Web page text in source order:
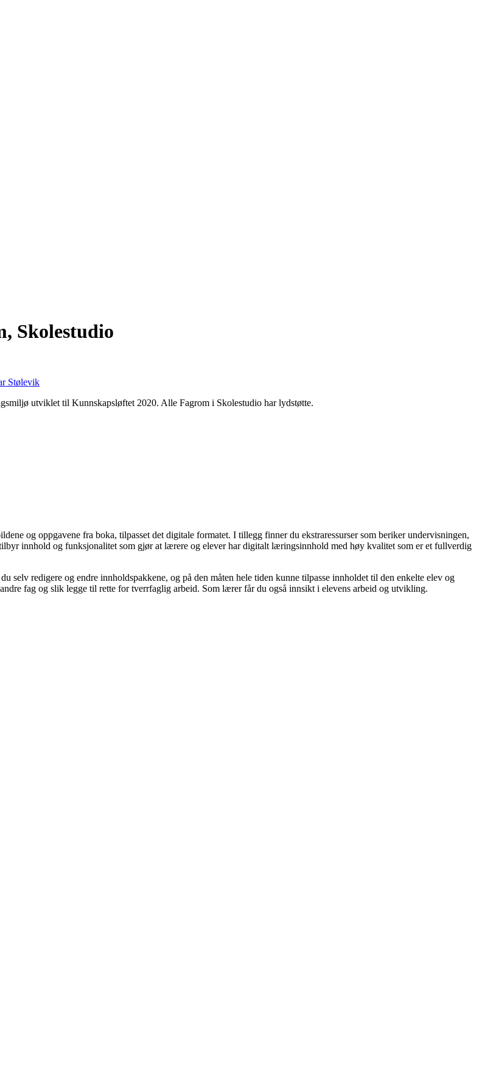
Skolestudio
Stølevik
utviklet til Kunnskapsløftet 2020. Alle Fagrom i Skolestudio har lydstøtte.
og oppgavene fra boka, tilpasset det digitale formatet. I tillegg finner du ekstraressurser som beriker undervisningen,
innhold og funksjonalitet som gjør at lærere og elever har digitalt læringsinnhold med høy kvalitet som er et fullverdig
redigere og endre innholdspakkene, og på den måten hele tiden kunne tilpasse innholdet til den enkelte elev og
fag og slik legge til rette for tverrfaglig arbeid. Som lærer får du også innsikt i elevens arbeid og utvikling.